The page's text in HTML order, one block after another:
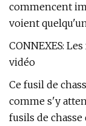
commencent
voient
CONNEXES:
vidéo
Ce fusil de
comme s'y
fusils de